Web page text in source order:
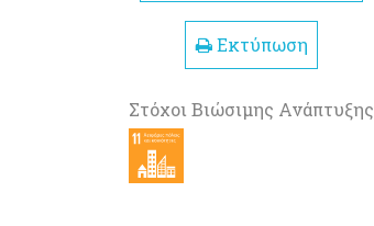
Εκτύπωση
Στόχοι Βιώσιμης Ανάπτυξης